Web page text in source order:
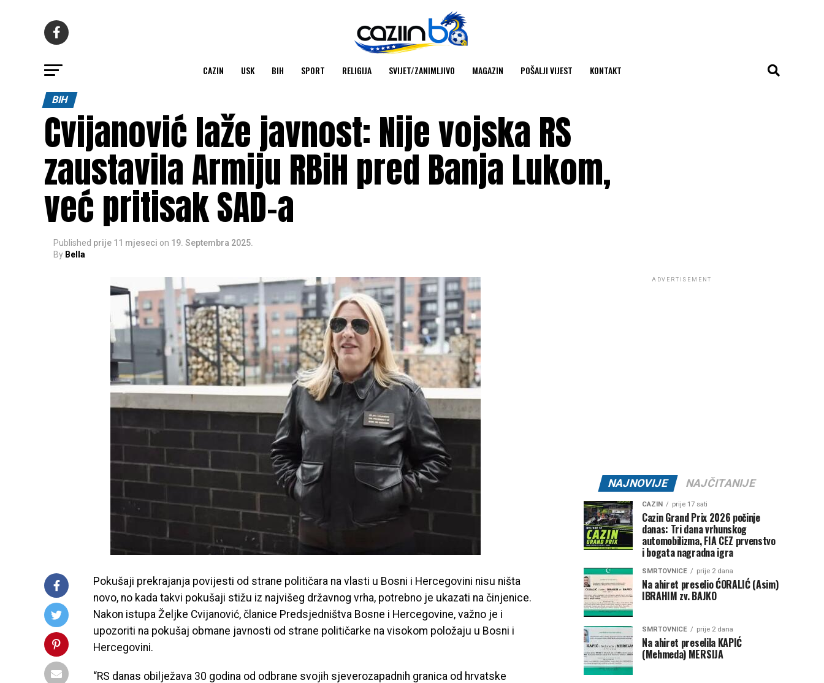
CAZIN USK BIH SPORT RELIGIJA SVIJET/ZANIMLJIVO MAGAZIN POŠALJI VIJEST KONTAKT
BIH
Cvijanović laže javnost: Nije vojska RS
zaustavila Armiju RBiH pred Banja Lukom,
već pritisak SAD-a
Published prije 11 mjeseci on 19. Septembra 2025.
By Bella
Pokušaji prekrajanja povijesti od strane političara na vlasti u Bosni i Hercegovini nisu ništa
novo, no kada takvi pokušaji stižu iz najvišeg državnog vrha, potrebno je ukazati na činjenice.
Nakon istupa Željke Cvijanović, članice Predsjedništva Bosne i Hercegovine, važno je i
upozoriti na pokušaj obmane javnosti od strane političarke na visokom položaju u Bosni i
Hercegovini.
“RS danas obilježava 30 godina od odbrane svojih sjeverozapadnih granica od hrvatske
ADVERTISEMENT
NAJNOVIJE NAJČITANIJE
CAZIN prije 17 sati
Cazin Grand Prix 2026 počinje
danas: Tri dana vrhunskog
automobilizma, FIA CEZ prvenstvo
i bogata nagradna igra
SMRTOVNICE prije 2 dana
Na ahiret preselio ĆORALIĆ (Asim)
IBRAHIM zv. BAJKO
SMRTOVNICE prije 2 dana
Na ahiret preselila KAPIĆ
(Mehmeda) MERSIJA